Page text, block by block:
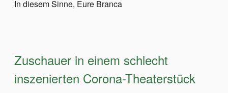
In diesem Sinne, Eure Branca
Zuschauer in einem schlecht
inszenierten Corona-Theaterstück